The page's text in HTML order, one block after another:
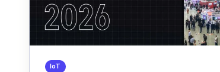
IoT